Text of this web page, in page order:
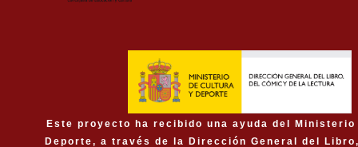
Este proyecto ha recibido una ayuda del
Deporte, a través de la Dirección General del